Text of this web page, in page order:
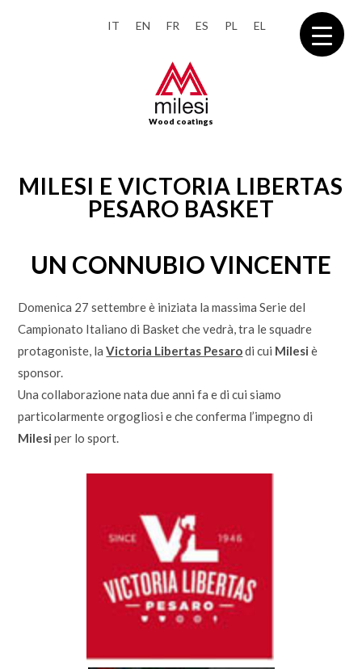
IT EN FR ES PL EL
Wood coatings
MILESI E VICTORIA LIBERTAS
PESARO BASKET
UN CONNUBIO VINCENTE
Domenica 27 settembre è iniziata la massima Serie del
Campionato Italiano di Basket che vedrà, tra le squadre
protagoniste, laVictoria Libertas Pesarodi cui Milesi è
sponsor.
Una collaborazione nata due anni fa e di cui siamo
particolarmente orgogliosi e che conferma l’impegno di
Milesiper lo sport.